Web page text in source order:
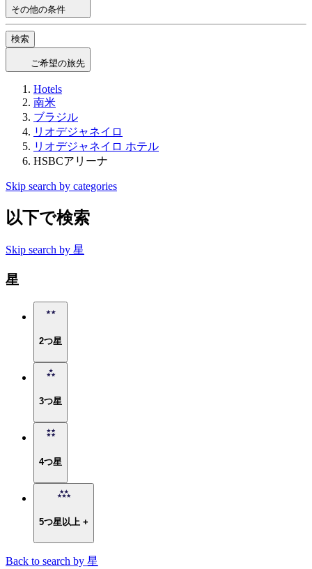
その他の条件
検索
ご希望の旅先
Hotels
南米
ブラジル
リオデジャネイロ
リオデジャネイロ ホテル
HSBCアリーナ
Skip search by categories
以下で検索
Skip search by 星
星
2つ星
3つ星
4つ星
5つ星以上 +
Back to search by 星